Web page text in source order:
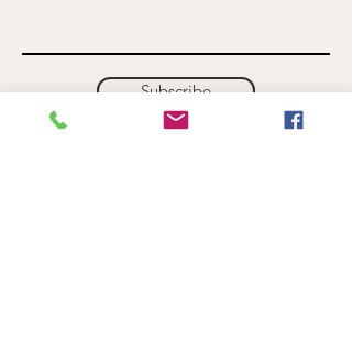
Subscribe